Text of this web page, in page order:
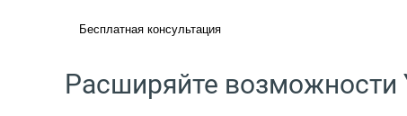
Бесплатная консультация
Расширяйте возможности